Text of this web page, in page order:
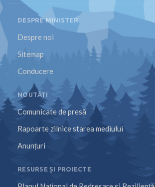
DESPRE MINISTER
Despre noi
Sitemap
Conducere
NOUTĂȚI
Comunicate de presă
Rapoarte zilnice starea mediului
Anunțuri
RESURSE ȘI PROIECTE